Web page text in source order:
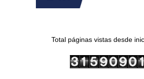
Total páginas vistas desde